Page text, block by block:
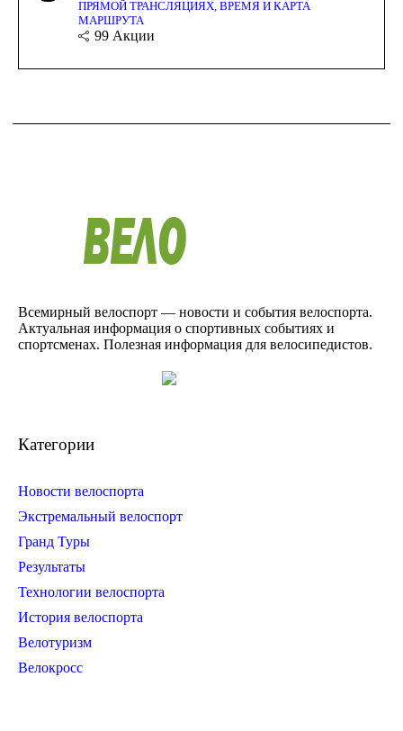
ПРЯМОЙ ТРАНСЛЯЦИЯХ, ВРЕМЯ И КАРТА
МАРШРУТА
99 Акции
Всемирный велоспорт — новости и события велоспорта.
Актуальная информация о спортивных событиях и
спортсменах. Полезная информация для велосипедистов.
Категории
Новости велоспорта
Экстремальный велоспорт
Гранд Туры
Результаты
Технологии велоспорта
История велоспорта
Велотуризм
Велокросс